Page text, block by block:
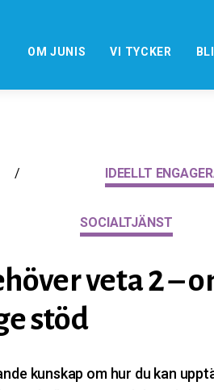
OM JUNIS VI TYCKER
/ IDEELLT
SOCIALTJÄNST
veta 2 –
stöd
kunskap om hur du kan